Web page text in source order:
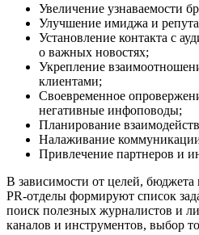
Увеличение узнаваемости
Улучшение имиджа и
Установление контакта с
о важных новостях;
Укрепление
клиентами;
Своевременное
негативные инфоповоды;
Планирование
Налаживание
Привлечение партнеров и
В зависимости от целей, бюджета
PR-отделы формируют список
поиск полезных журналистов и
каналов и инструментов, выбор